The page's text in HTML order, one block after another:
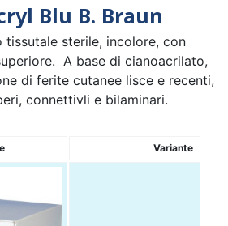
Blu B. Braun
tissutale sterile, incolore, con
A base di cianoacrilato,
di ferite cutanee lisce e recenti,
connettivli e bilaminari.
Variante